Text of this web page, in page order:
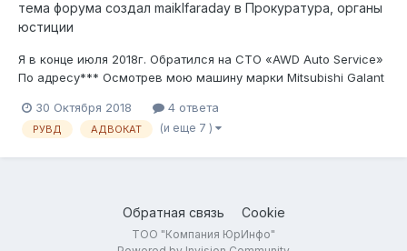
тема форума создал maiklfaraday в Прокуратура, органы
юстиции
Я в конце июля 2018г. Обратился на СТО «AWD Auto Service»
По адресу*** Осмотрев мою машину марки Mitsubishi Galant
ремонт, при этом взяв ключи и техпаспорт, якобы для
страховки при проверке со стороны правоохранительных
30 Октября 2018 4 ответа
РУВД АДВОКАТ (и еще 7 )
Обратная связь Cookie
ТОО "Компания ЮрИнфо"